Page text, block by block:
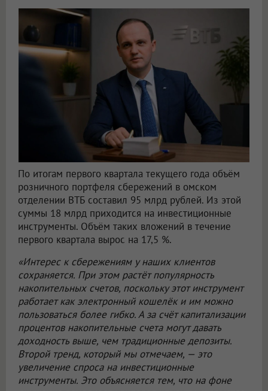
По итогам первого квартала текущего года объём
розничного портфеля сбережений в омском
отделении ВТБ составил 95 млрд рублей. Из этой
суммы 18 млрд приходится на инвестиционные
инструменты. Объём таких вложений в течение
первого квартала вырос на 17,5 %.
«Интерес к сбережениям у наших клиентов
сохраняется. При этом растёт популярность
накопительных счетов, поскольку этот инструмент
работает как электронный кошелёк и им можно
пользоваться более гибко. А за счёт капитализации
процентов накопительные счета могут давать
доходность выше, чем традиционные депозиты.
Второй тренд, который мы отмечаем, — это
увеличение спроса на инвестиционные
инструменты. Это объясняется тем, что на фоне